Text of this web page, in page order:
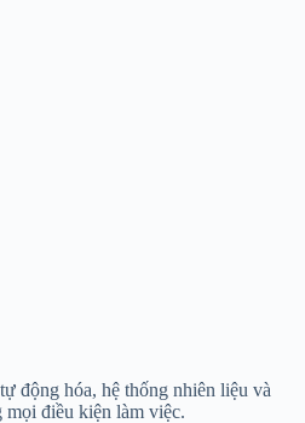
động hóa, hệ thống nhiên liệu và
mọi điều kiện làm việc.